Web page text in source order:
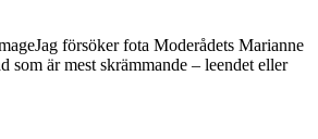
Jag försöker fota Moderådets Marianne
är mest skrämmande – leendet eller